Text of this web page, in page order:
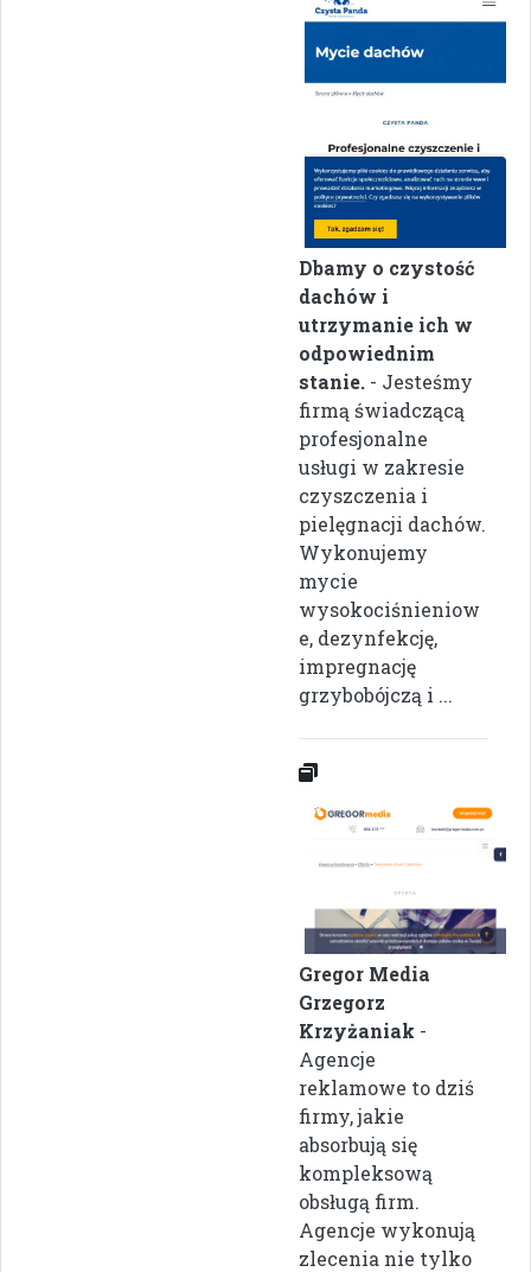
Dbamy o czystość
dachów i
utrzymanie ich w
odpowiednim
stanie. - Jesteśmy
firmą świadczącą
profesjonalne
usługi w zakresie
czyszczenia i
pielęgnacji dachów.
Wykonujemy
mycie
wysokociśnieniow
e, dezynfekcję,
impregnację
grzybobójczą i ...
Gregor Media
Grzegorz
Krzyżaniak -
Agencje
reklamowe to dziś
firmy, jakie
absorbują się
kompleksową
obsługą firm.
Agencje wykonują
zlecenia nie tylko